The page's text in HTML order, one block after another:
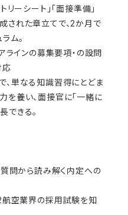
リーシート」「面接準備」
された章立てで、2か月で
ム。
ラインの募集要項・の設問
応
、単なる知識習得にとどま
を養い、面接官に「一緒に
できる。
質問から読み解く内定への
航空業界の採用試験を知